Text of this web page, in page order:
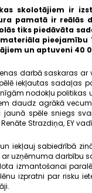
skolotājiem ir
pamatā ir reālās
tiks piedāvāta
pieejamību
un aptuveni 40
darbā saskaras
iekļautas sadaļas
nodokļu politikas
daudz agrākā
spēle sniegs
Strazdiņa, EY
iekļauj sabiedrībā
uzņēmuma darbību
izmantošanai
izpratni par risku